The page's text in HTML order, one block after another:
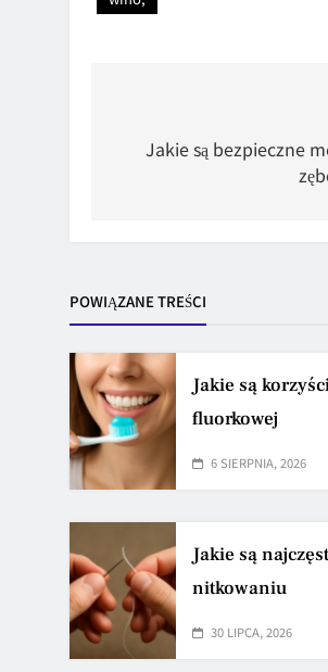
wpisu
Jakie są bezpieczne
POWIĄZANE TREŚCI
Jakie są
fluorkowej
6 SIERPNIA, 2026
Jakie są
nitkowaniu
30 LIPCA, 2026